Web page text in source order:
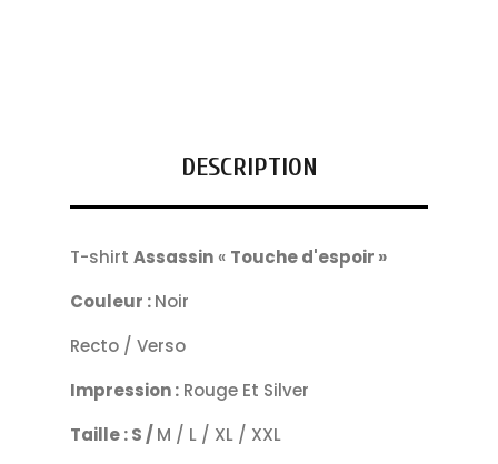
DESCRIPTION
T-shirt Assassin « Touche d'espoir »
Couleur :Noir
Recto / Verso
Impression : Rouge Et Silver
Taille : S / M / L / XL / XXL